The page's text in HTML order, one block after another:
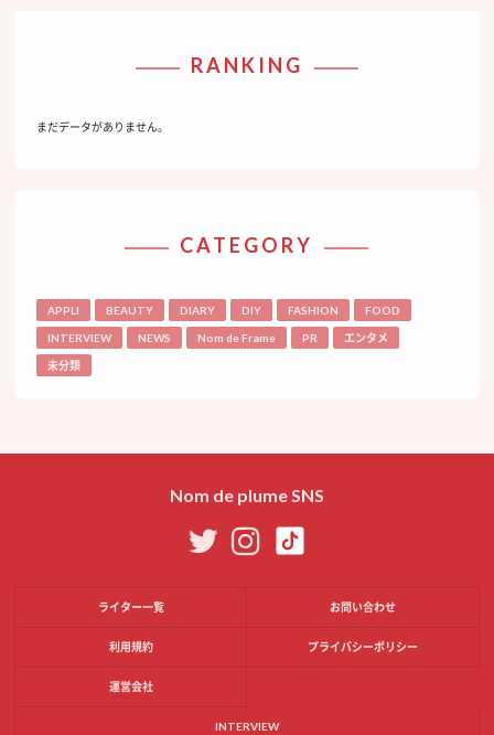
RANKING
まだデータがありません。
CATEGORY
APPLI BEAUTY DIARY DIY FASHION FOOD
INTERVIEW NEWS Nom de Frame PR エンタメ
未分類
Nom de plume SNS
ライター一覧 お問い合わせ
利用規約 プライバシーポリシー
運営会社
INTERVIEW